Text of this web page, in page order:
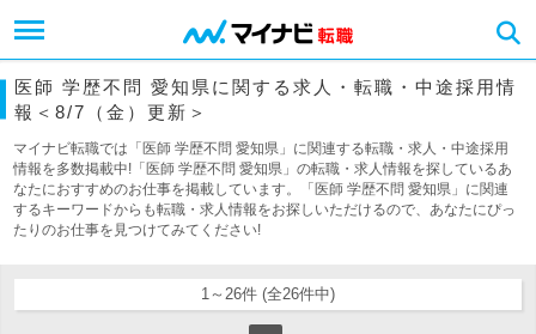
医師 学歴不問 愛知県に関する求人・転職・中途採用情
報＜8/7（金）更新＞
マイナビ転職では「医師 学歴不問 愛知県」に関連する転職・求人・中途採用
情報を多数掲載中!「医師 学歴不問 愛知県」の転職・求人情報を探しているあ
なたにおすすめのお仕事を掲載しています。「医師 学歴不問 愛知県」に関連
するキーワードからも転職・求人情報をお探しいただけるので、あなたにぴっ
たりのお仕事を見つけてみてください!
1～26件 (全26件中)